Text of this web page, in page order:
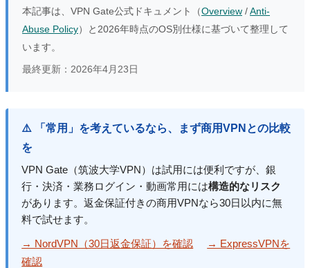
本記事は、VPN Gate公式ドキュメント（Overview /Anti-
Abuse Policy）と2026年時点のOS別仕様に基づいて整理して
います。
最終更新： 2026年4月23日
⚠️ 「常用」を考えているなら、まず商用VPNとの比較
を
VPN Gate（筑波大学VPN）は試用には便利ですが、銀
行・決済・業務ログイン・動画常用には構造的なリスク
があります。返金保証付きの商用VPNなら30日以内に無
料で試せます。
→ NordVPN（30日返金保証）を確認
→ ExpressVPNを
確認